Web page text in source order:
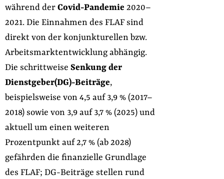
während der Covid-Pandemie 2020–
2021. Die Einnahmen des FLAF sind
direkt von der konjunkturellen bzw.
Arbeitsmarktentwicklung abhängig.
Die schrittweise Senkung der
Dienstgeber(DG)-Beiträge,
beispielsweise von 4,5 auf 3,9 % (2017–
2018) sowie von 3,9 auf 3,7 % (2025) und
aktuell um einen weiteren
Prozentpunkt auf 2,7 % (ab 2028)
gefährden die finanzielle Grundlage
des FLAF; DG-Beiträge stellen rund